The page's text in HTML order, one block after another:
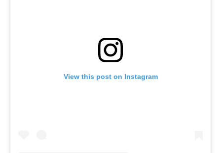
View this post on Instagram